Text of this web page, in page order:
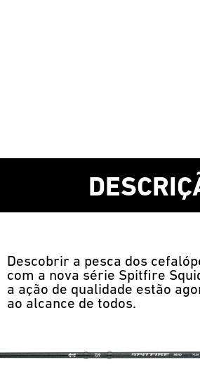
Descobrir a pesca dos
com a nova série Spitfire
a ação de qualidade estão
ao alcance de todos.